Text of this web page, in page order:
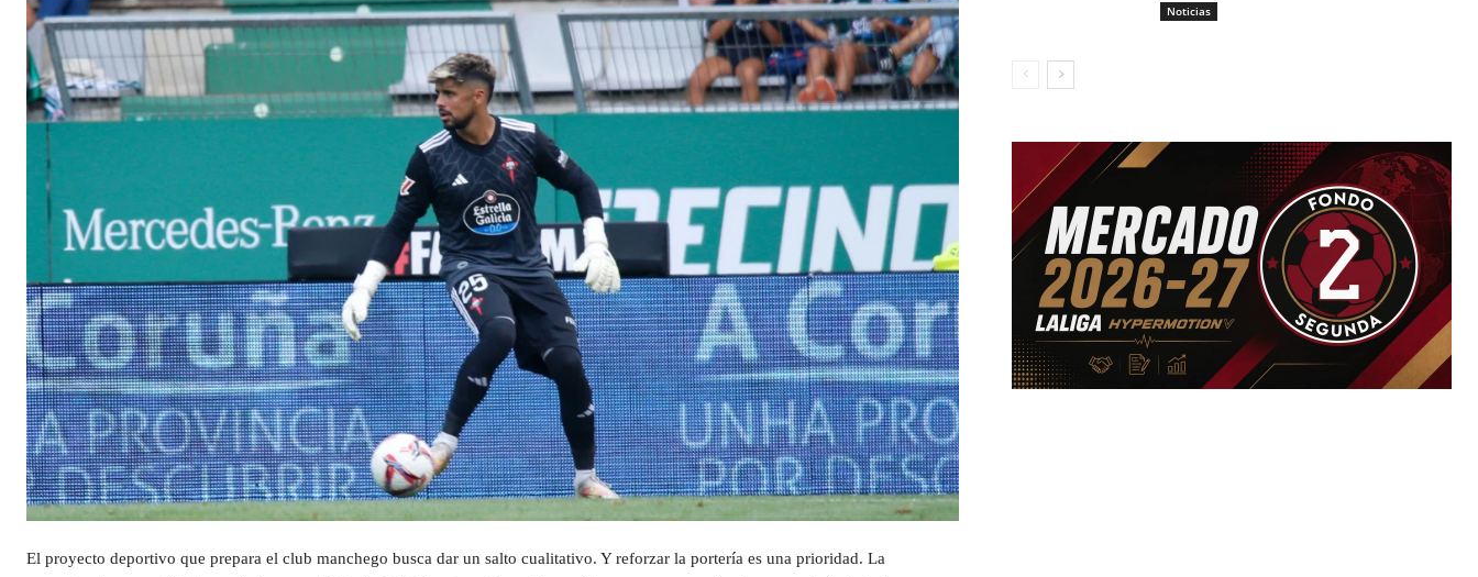
El proyecto deportivo que prepara el club manchego busca dar un salto cualitativo. Y reforzar la portería es una prioridad. La
Noticias